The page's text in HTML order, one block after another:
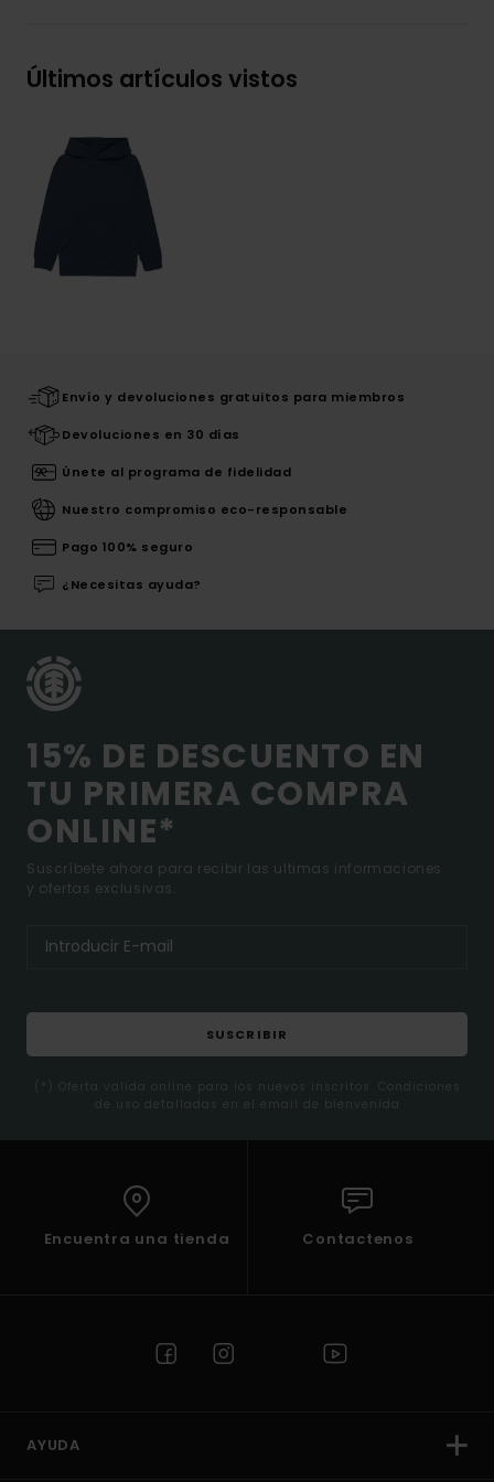
Últimos artículos vistos
Envío y devoluciones gratuitos para miembros
Devoluciones en 30 días
Únete al programa de fidelidad
Nuestro compromiso eco-responsable
Pago 100% seguro
¿Necesitas ayuda?
15% DE DESCUENTO EN
TU PRIMERA COMPRA
ONLINE*
Suscríbete ahora para recibir las ultimas informaciones
y ofertas exclusivas.
SUSCRIBIR
(*) Oferta valida online para los nuevos inscritos. Condiciones
de uso detalladas en el email de bienvenida
Encuentra una tienda Contactenos
AYUDA